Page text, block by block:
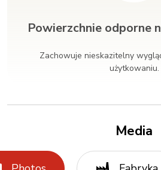
Powierzchnie odporne
Zachowuje nieskazitelny
użytkowaniu.
Media